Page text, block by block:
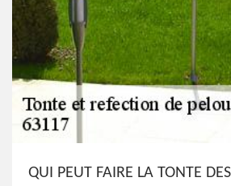
QUI PEUT FAIRE LA TONTE